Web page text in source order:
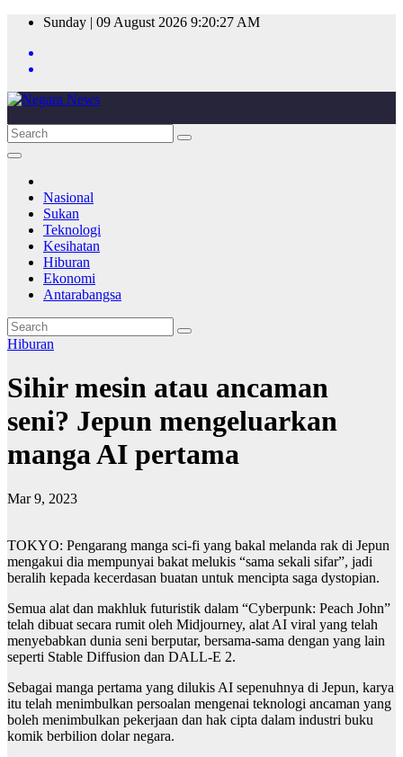
Skip
content
Sunday | 09 August 2026 9:20:27 AM
Nasional
Sukan
Teknologi
Kesihatan
Hiburan
Ekonomi
Antarabangsa
Hiburan
Sihir mesin atau ancaman
seni? Jepun mengeluarkan
manga AI pertama
Mar 9, 2023
TOKYO: Pengarang manga sci-fi yang bakal melanda rak di Jepun
mengakui dia mempunyai bakat melukis “sama sekali sifar”, jadi
beralih kepada kecerdasan buatan untuk mencipta saga dystopian.
Semua alat dan makhluk futuristik dalam “Cyberpunk: Peach John”
telah dibuat secara rumit oleh Midjourney, alat AI viral yang telah
menyebabkan dunia seni berputar, bersama-sama dengan yang lain
seperti Stable Diffusion dan DALL-E 2.
Sebagai manga pertama yang dilukis AI sepenuhnya di Jepun, karya
itu telah menimbulkan persoalan mengenai teknologi ancaman yang
boleh menimbulkan pekerjaan dan hak cipta dalam industri buku
komik berbilion dolar negara.